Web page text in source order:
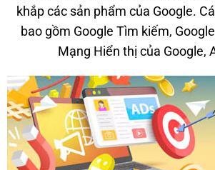
khắp các sản phẩm của Google.
bao gồm Google Tìm kiếm,
Mạng Hiển thị của Google,